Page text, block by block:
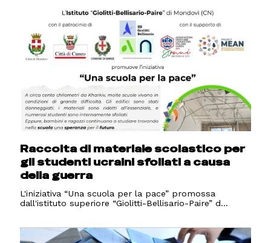
Raccolta di materiale scolastico per
gli studenti ucraini sfollati a causa
della guerra
L'iniziativa “Una scuola per la pace” promossa
dall'istituto superiore “Giolitti-Bellisario-Paire” d...